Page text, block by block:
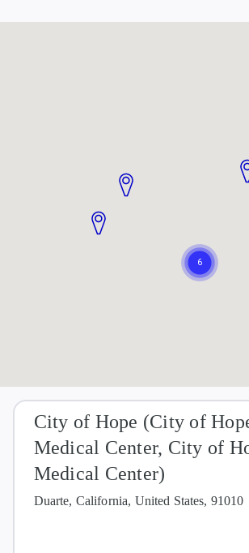
City of Hope (City of
Medical Center, City of
Medical Center)
Duarte, California, United States, 91010